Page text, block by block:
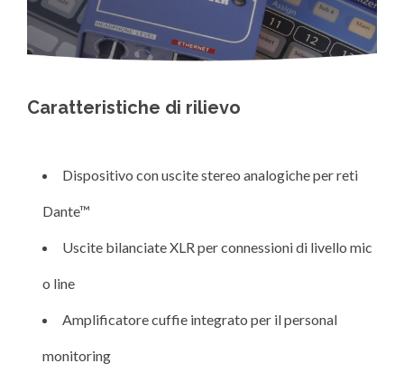
Caratteristiche di rilievo
Dispositivo con uscite stereo analogiche per reti
Dante™
Uscite bilanciate XLR per connessioni di livello mic
o line
Amplificatore cuffie integrato per il personal
monitoring